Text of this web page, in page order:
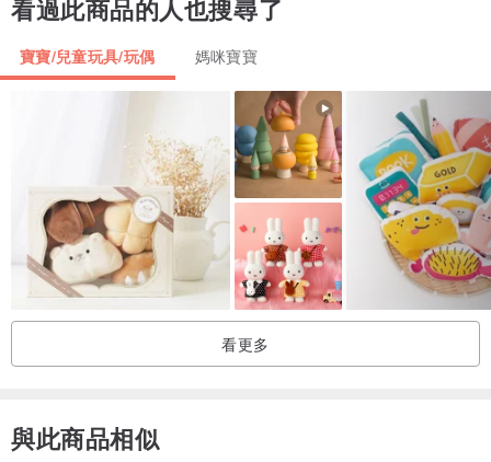
✅訓練小手肌肉✅藝術潛能開發
✔️100%美國製造｜食品級微晶蠟
✔️重複使用｜柔軟可彎曲、連接
✔️可黏.可捲.可疊｜排出繽紛圖樣
看過此商品的人也搜尋了
寶寶/兒童玩具/玩偶 媽咪寶寶
看更多
與此商品相似